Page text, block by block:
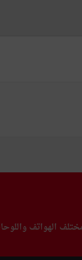
الهواتف